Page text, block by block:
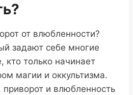
от влюбленности?
задают себе многие
кто только начинает
магии и оккультизма.
и влюбленность